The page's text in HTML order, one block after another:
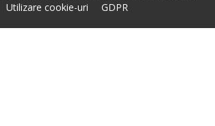
Utilizare cookie-uri
GDPR